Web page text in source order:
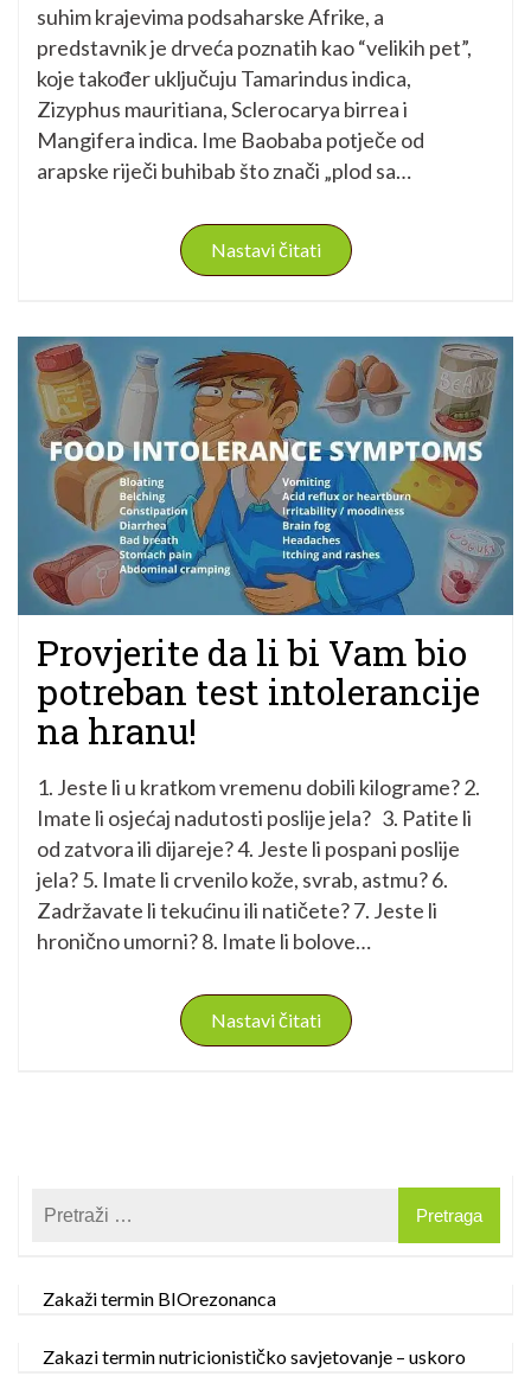
suhim krajevima podsaharske Afrike, a
predstavnik je drveća poznatih kao “velikih pet”,
koje također uključuju Tamarindus indica,
Zizyphus mauritiana, Sclerocarya birrea i
Mangifera indica. Ime Baobaba potječe od
arapske riječi buhibab što znači „plod sa…
Nastavi čitati
Provjerite da li bi Vam bio
potreban test intolerancije
na hranu!
1. Jeste li u kratkom vremenu dobili kilograme? 2.
Imate li osjećaj nadutosti poslije jela? 3. Patite li
od zatvora ili dijareje? 4. Jeste li pospani poslije
jela? 5. Imate li crvenilo kože, svrab, astmu? 6.
Zadržavate li tekućinu ili natičete? 7. Jeste li
hronično umorni? 8. Imate li bolove…
Nastavi čitati
Zakaži termin BIOrezonanca
Zakazi termin nutricionističko savjetovanje – uskoro